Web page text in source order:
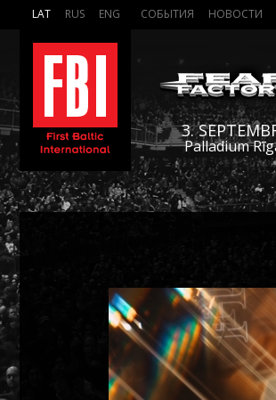
LAT RUS ENG СОБЫТИЯ НОВОСТИ
3.
Palladium